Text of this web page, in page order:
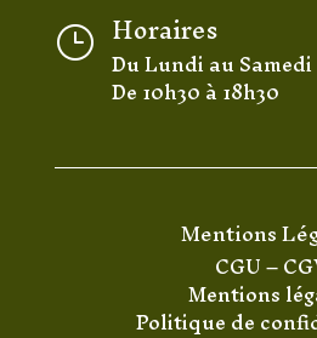
} Horaires
Du Lundi au Samedi
De 10h30 à 18h30
Mentions
CGU–
Mentions
Politique de